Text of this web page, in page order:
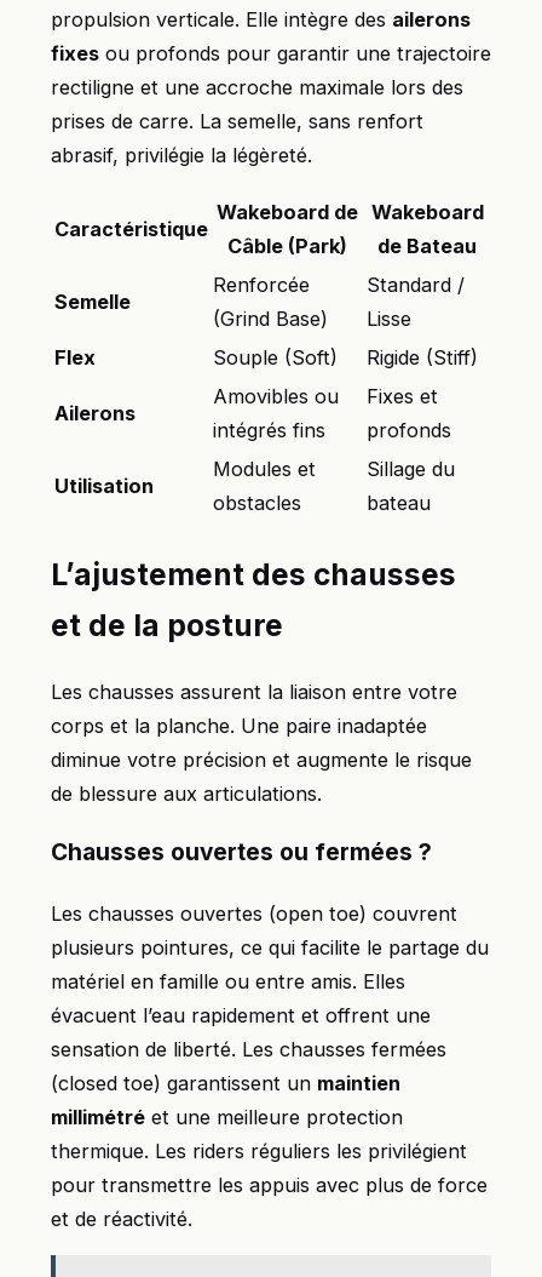
propulsion verticale. Elle intègre des ailerons
fixes ou profonds pour garantir une trajectoire
rectiligne et une accroche maximale lors des
prises de carre. La semelle, sans renfort
abrasif, privilégie la légèreté.
Caractéristique
Wakeboard de
Câble (Park)
Wakeboard
de Bateau
Semelle
Renforcée
(Grind Base)
Standard /
Lisse
Flex
Souple (Soft) Rigide (Stiff)
Ailerons
Amovibles ou
intégrés fins
Fixes et
profonds
Utilisation
Modules et
obstacles
Sillage du
bateau
L’ajustement des chausses
et de la posture
Les chausses assurent la liaison entre votre
corps et la planche. Une paire inadaptée
diminue votre précision et augmente le risque
de blessure aux articulations.
Chausses ouvertes ou fermées ?
Les chausses ouvertes (open toe) couvrent
plusieurs pointures, ce qui facilite le partage du
matériel en famille ou entre amis. Elles
évacuent l’eau rapidement et offrent une
sensation de liberté. Les chausses fermées
(closed toe) garantissent un maintien
millimétré et une meilleure protection
thermique. Les riders réguliers les privilégient
pour transmettre les appuis avec plus de force
et de réactivité.